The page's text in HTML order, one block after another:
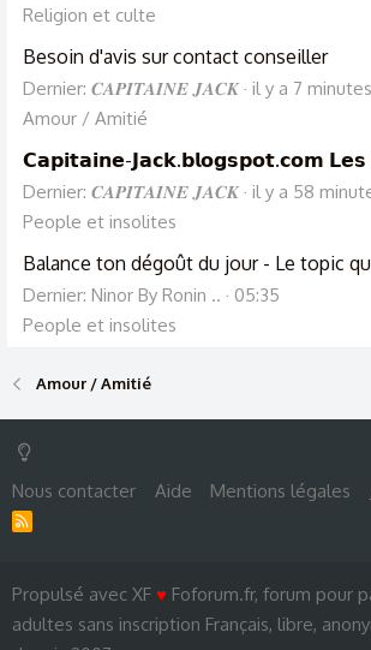
Religion et culte
Besoin d'avis sur contact conseiller
Dernier: 𝑪𝑨𝑷𝑰𝑻𝑨𝑰𝑵𝑬 𝑱𝑨𝑪𝑲 il y a 7 minutes
Amour / Amitié
𝗖𝗮𝗽𝗶𝘁𝗮𝗶𝗻𝗲-𝗝𝗮𝗰𝗸.𝗯𝗹𝗼𝗴𝘀𝗽𝗼𝘁.𝗰𝗼𝗺
Dernier: 𝑪𝑨𝑷𝑰𝑻𝑨𝑰𝑵𝑬 𝑱𝑨𝑪𝑲 il y a 58
People et insolites
Balance ton dégoût du jour - Le topic
Dernier: Ninor By Ronin ..
05:35
People et insolites
Amour / Amitié
Nous contacter Aide Mentions légales
Propulsé avec XF ♥ Foforum.fr, forum pour
adultes sans inscription Français, libre,